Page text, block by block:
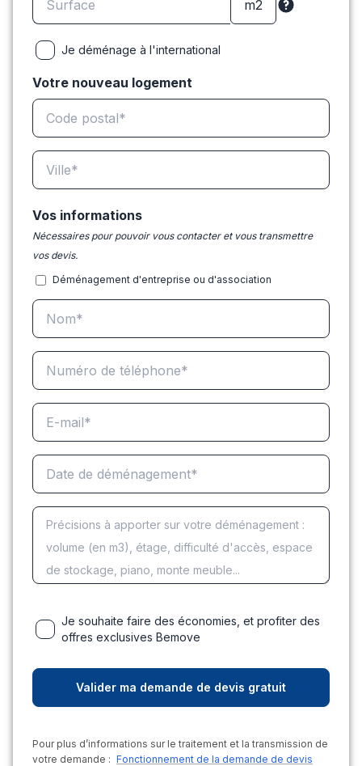
Je déménage à l'international
Votre nouveau logement
Vos informations
Nécessaires pour pouvoir vous contacter et vous transmettre
vos devis.
Déménagement d'entreprise ou d'association
Je souhaite faire des économies, et profiter des
offres exclusives Bemove
Pour plus d’informations sur le traitement et la transmission de
votre demande : Fonctionnement de la demande de devis